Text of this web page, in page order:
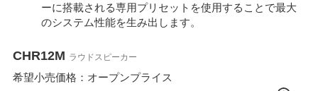
ーに搭載される専用プリセットを使用することで最大
のシステム性能を生み出します。
CHR12M ラウドスピーカー
希望小売価格：オープンプライス